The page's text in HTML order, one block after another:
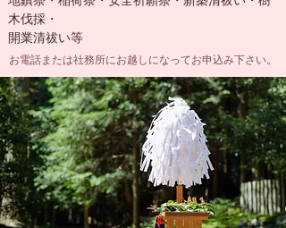
木伐採・
開業清祓い等​
お電話または社務所にお越しになってお申込み下さい。